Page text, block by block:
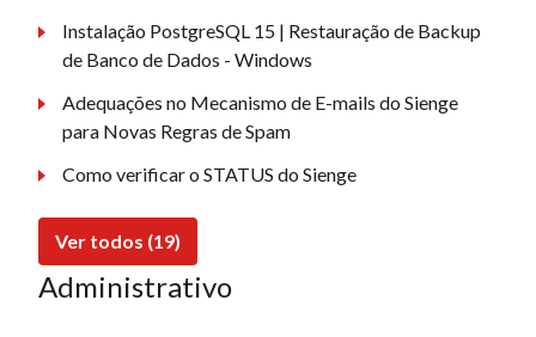
Instalação PostgreSQL 15 | Restauração de Backup
de Banco de Dados - Windows
Adequações no Mecanismo de E-mails do Sienge
para Novas Regras de Spam
Como verificar o STATUS do Sienge
Ver todos (19)
Administrativo